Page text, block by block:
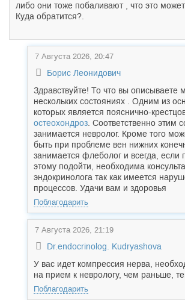
либо они тоже побаливают , что это
Куда обратится?.
7 Августа 2026, 20:47
Борис Леонидович
Здравствуйте! То что вы описываете
нескольких состояниях . Одним из
которых является пояснично-
остеохондроз . Соответственно этим
занимается невролог. Кроме того
быть при проблеме вен нижних
занимается флеболог и всегда, если
этому подойти, необходима
эндокринолога так как имеется
процессов. Удачи вам и здоровья
Поблагодарить
7 Августа 2026, 21:19
Dr.endocrinolog. Kudryashova
У вас идет компрессия нерва,
на прием к неврологу, чем раньше,
Поблагодарить